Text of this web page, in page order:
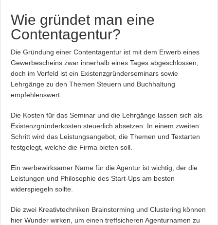
Wie gründet man eine
Contentagentur?
Die Gründung einer Contentagentur ist mit dem Erwerb eines
Gewerbescheins zwar innerhalb eines Tages abgeschlossen,
doch im Vorfeld ist ein Existenzgründerseminars sowie
Lehrgänge zu den Themen Steuern und Buchhaltung
empfehlenswert.
Die Kosten für das Seminar und die Lehrgänge lassen sich als
Existenzgründerkosten steuerlich absetzen. In einem zweiten
Schritt wird das Leistungsangebot, die Themen und Textarten
festgelegt, welche die Firma bieten soll.
Ein werbewirksamer Name für die Agentur ist wichtig, der die
Leistungen und Philosophie des Start-Ups am besten
widerspiegeln sollte.
Die zwei Kreativtechniken Brainstorming und Clustering können
hier Wunder wirken, um einen treffsicheren Agenturnamen zu